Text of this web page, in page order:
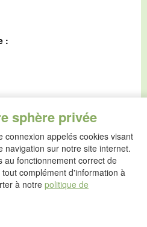
sphère privée
connexion appelés cookies visant
navigation sur notre site internet.
au fonctionnement correct de
complément d'information à
à notre politique de
: